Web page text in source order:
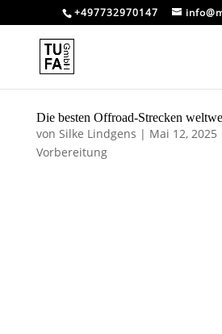
+497732970147
Die besten Offroad-Strecken
von Silke Lindgens | Mai 12, 2025
Vorbereitung